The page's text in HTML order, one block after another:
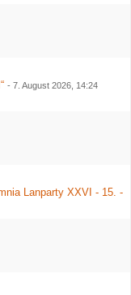
- 7. August 2026, 14:24
Lanparty XXVI - 15. -